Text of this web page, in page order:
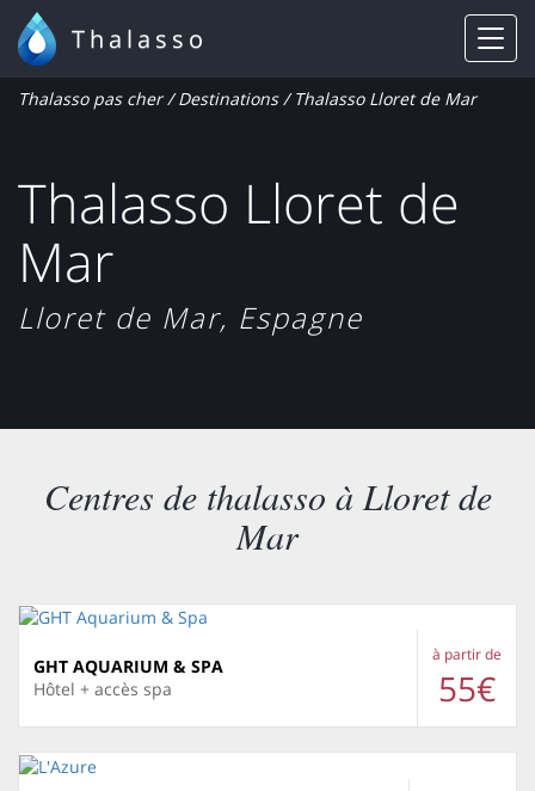
Thalasso
Thalasso Lloret de
Mar
Lloret de Mar, Espagne
Thalasso pas cher/Destinations/ Thalasso Lloret de Mar
Centres de thalasso à Lloret de
Mar
GHT AQUARIUM & SPA
Hôtel + accès spa
à partir de
55€